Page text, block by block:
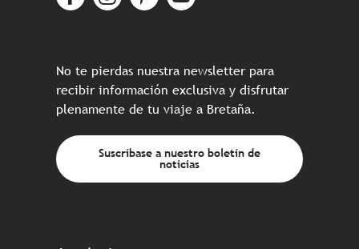
No te pierdas nuestra newsletter para
recibir información exclusiva y disfrutar
plenamente de tu viaje a Bretaña.
Suscríbase a nuestro boletín de
noticias